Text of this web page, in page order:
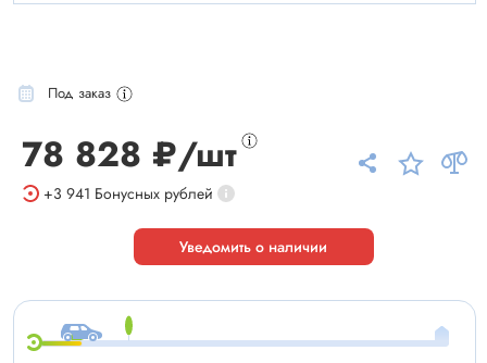
Под заказ
78 828 ₽/шт
+3 941 Бонусных рублей
Уведомить о наличии